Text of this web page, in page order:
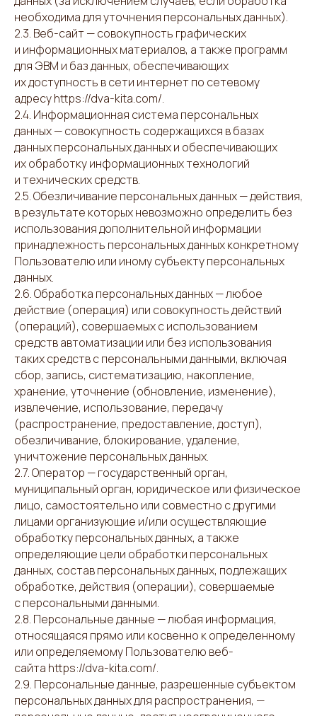
необходима для уточнения персональных данных).
2.3. Веб-сайт — совокупность графических
и информационных материалов, а также программ
для ЭВМ и баз данных, обеспечивающих
их доступность в сети интернет по сетевому
адресу https://dva-kita.com/.
2.4. Информационная система персональных
данных — совокупность содержащихся в базах
данных персональных данных и обеспечивающих
их обработку информационных технологий
и технических средств.
2.5. Обезличивание персональных данных — действия,
в результате которых невозможно определить без
использования дополнительной информации
принадлежность персональных данных конкретному
Пользователю или иному субъекту персональных
данных.
2.6. Обработка персональных данных — любое
действие (операция) или совокупность действий
(операций), совершаемых с использованием
средств автоматизации или без использования
таких средств с персональными данными, включая
сбор, запись, систематизацию, накопление,
хранение, уточнение (обновление, изменение),
извлечение, использование, передачу
(распространение, предоставление, доступ),
обезличивание, блокирование, удаление,
уничтожение персональных данных.
2.7. Оператор — государственный орган,
муниципальный орган, юридическое или физическое
лицо, самостоятельно или совместно с другими
лицами организующие и/или осуществляющие
обработку персональных данных, а также
определяющие цели обработки персональных
данных, состав персональных данных, подлежащих
обработке, действия (операции), совершаемые
с персональными данными.
2.8. Персональные данные — любая информация,
относящаяся прямо или косвенно к определенному
или определяемому Пользователю веб-
сайта https://dva-kita.com/.
2.9. Персональные данные, разрешенные субъектом
персональных данных для распространения, —